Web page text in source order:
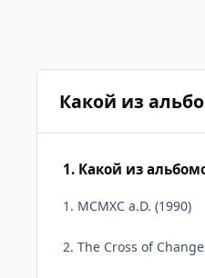
Какой из
1. Какой из
1. MCMXC a.D. (1990)
2. The Cross of